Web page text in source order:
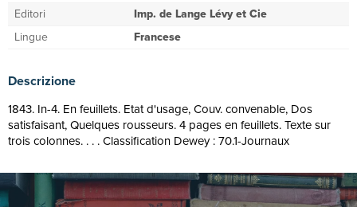
Editori
Imp. de Lange Lévy et Cie
Lingue
Francese
Descrizione
1843. In-4. En feuillets. Etat d'usage, Couv. convenable, Dos
satisfaisant, Quelques rousseurs. 4 pages en feuillets. Texte sur
trois colonnes. . . . Classification Dewey : 70.1-Journaux